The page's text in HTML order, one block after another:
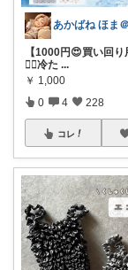
【1000円😍買い回り
🏃‍♂️冷た ...
￥ 1,000
0 4 228
コレ